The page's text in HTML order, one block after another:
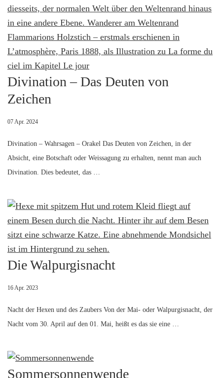
Divination – Das Deuten von
Zeichen
07 Apr. 2024
Divination – Wahrsagen – Orakel Das Deuten von Zeichen, in der
Absicht, eine Botschaft oder Weissagung zu erhalten, nennt man auch
Divination. Dies bedeutet, das …
Die Walpurgisnacht
16 Apr. 2023
Nacht der Hexen und des Zaubers Von der Mai- oder Walpurgisnacht, der
Nacht vom 30. April auf den 01. Mai, heißt es das sie eine …
Sommersonnenwende